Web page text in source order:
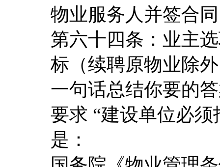
物业服务人并签合
第六十四条：业主
标（续聘原物业除
一句话总结你要的
要求 “建设单位必
是：